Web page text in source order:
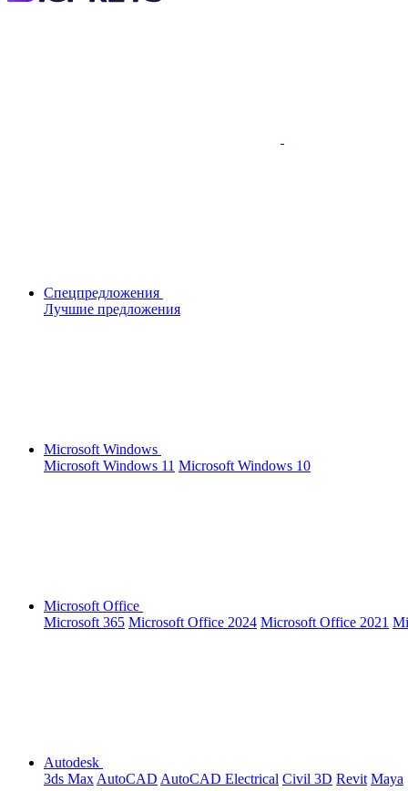
Спецпредложения
Лучшие предложения
Microsoft Windows
Microsoft Windows 11 Microsoft Windows 10
Microsoft Office
Microsoft 365 Microsoft Office 2024 Microsoft Office 2021
Autodesk
3ds Max AutoCAD AutoCAD Electrical Civil 3D Revit Maya